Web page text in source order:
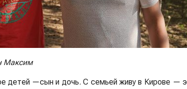
Максим
детей —сын и дочь. С семьей живу в Кирове —